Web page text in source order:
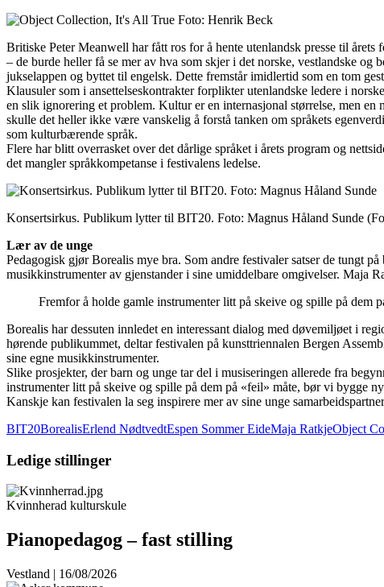
Britiske Peter Meanwell har fått ros for å hente utenlandsk presse til
– de burde heller få se mer av hva som skjer i det norske, vestlandske
jukselappen og byttet til engelsk. Dette fremstår imidlertid som en tom
Klausuler som i ansettelseskontrakter forplikter utenlandske ledere i
en slik ignorering et problem. Kultur er en internasjonal størrelse, men
skulle det heller ikke være vanskelig å forstå tanken om språkets
som kulturbærende språk.
Flere har blitt overrasket over det dårlige språket i årets program og
det mangler språkkompetanse i festivalens ledelse.
Konsertsirkus. Publikum lytter til BIT20. Foto: Magnus Håland Sunde
Lær av de unge
Pedagogisk gjør Borealis mye bra. Som andre festivaler satser de tungt
musikkinstrumenter av gjenstander i sine umiddelbare omgivelser. Maja
Fremfor å holde gamle instrumenter litt på skeive og spille på dem
Borealis har dessuten innledet en interessant dialog med døvemiljøet i
hørende publikummet, deltar festivalen på kunsttriennalen Bergen
sine egne musikkinstrumenter.
Slike prosjekter, der barn og unge tar del i musiseringen allerede fra
instrumenter litt på skeive og spille på dem på «feil» måte, bør vi bygge
Kanskje kan festivalen la seg inspirere mer av sine unge
BIT20BorealisErlend NødtvedtEspen Sommer EideMaja RatkjeObject
Ledige stillinger
Kvinnherad kulturskule
Pianopedagog – fast stilling
Vestland | 16/08/2026